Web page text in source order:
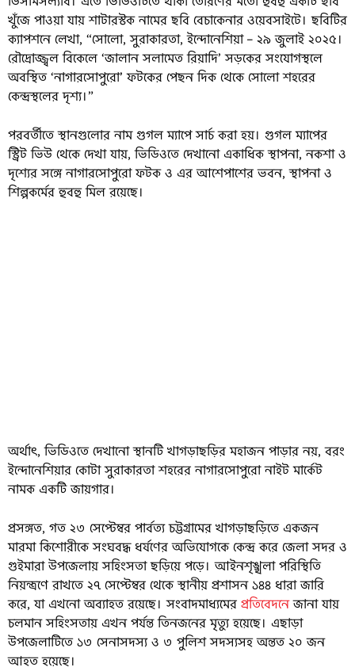
খুঁজে পাওয়া যায় শাটারস্টক নামের ছবি বেচাকেনার ওয়েবসাইটে। ছবিটির
ক্যাপশনে লেখা, “সোলো, সুরাকারতা, ইন্দোনেশিয়া – ২৯ জুলাই ২০২৫।
রৌদ্রোজ্জ্বল বিকেলে ‘জালান সলামেত রিয়াদি’ সড়কের সংযোগস্থলে
অবস্থিত ‘নাগারসোপুরো’ ফটকের পেছন দিক থেকে সোলো শহরের
কেন্দ্রস্থলের দৃশ্য।”
পরবর্তীতে স্থানগুলোর নাম গুগল ম্যাপে সার্চ করা হয়। গুগল ম্যাপের
স্ট্রিট ভিউ থেকে দেখা যায়, ভিডিওতে দেখানো একাধিক স্থাপনা, নকশা ও
দৃশ্যের সঙ্গে নাগারসোপুরো ফটক ও এর আশেপাশের ভবন, স্থাপনা ও
শিল্পকর্মের হুবহু মিল রয়েছে।
অর্থাৎ, ভিডিওতে দেখানো স্থানটি খাগড়াছড়ির মহাজন পাড়ার নয়, বরং
ইন্দোনেশিয়ার কোটা সুরাকারতা শহরের নাগারসোপুরো নাইট মার্কেট
নামক একটি জায়গার।
প্রসঙ্গত, গত ২৩ সেপ্টেম্বর পার্বত্য চট্টগ্রামের খাগড়াছড়িতে একজন
মারমা কিশোরীকে সংঘবদ্ধ ধর্ষণের অভিযোগকে কেন্দ্র করে জেলা সদর ও
গুইমারা উপজেলায় সহিংসতা ছড়িয়ে পড়ে। আইনশৃঙ্খলা পরিস্থিতি
নিয়ন্ত্রণে রাখতে ২৭ সেপ্টেম্বর থেকে স্থানীয় প্রশাসন ১৪৪ ধারা জারি
করে, যা এখনো অব্যাহত রয়েছে। সংবাদমাধ্যমের প্রতিবেদনেজানা যায়
চলমান সহিংসতায় এখন পর্যন্ত তিনজনের মৃত্যু হয়েছে। এছাড়া
উপজেলাটিতে ১৩ সেনাসদস্য ও ৩ পুলিশ সদস্যসহ অন্তত ২০ জন
আহত হয়েছে।